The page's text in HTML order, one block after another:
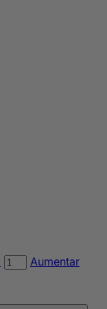
BolsaAumentar